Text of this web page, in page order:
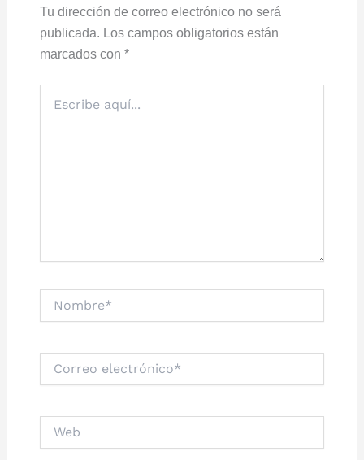
Tu dirección de correo electrónico no será
publicada. Los campos obligatorios están
marcados con *
aquí...
electrónico*